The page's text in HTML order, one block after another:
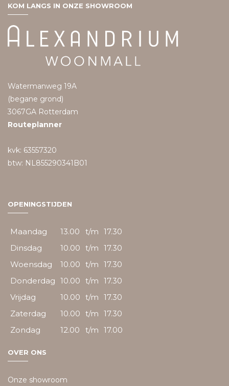
KOM LANGS IN ONZE SHOWROOM
Watermanweg 19A
(begane grond)
3067GA Rotterdam
Routeplanner
kvk: 63557320
btw: NL855290341B01
OPENINGSTIJDEN
Maandag 13.00 t/m 17.30
Dinsdag
10.00 t/m 17.30
Woensdag
10.00 t/m 17.30
Donderdag 10.00 t/m 17.30
Vrijdag
10.00 t/m 17.30
Zaterdag
10.00 t/m 17.30
Zondag
12.00 t/m 17.00
OVER ONS
Onze showroom